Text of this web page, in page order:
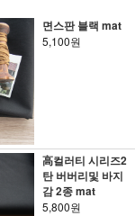
면스판 블랙 mat
5,100원
高컬러티 시리즈2
탄 버버리및 바지
감 2종 mat
5,800원